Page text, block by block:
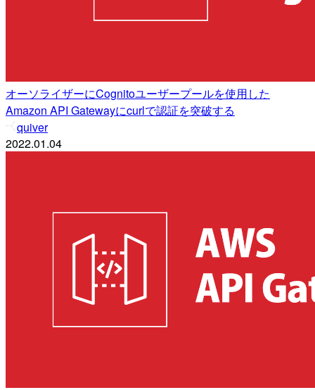
オーソライザーにCognitoユーザープールを使用した
Amazon API Gatewayにcurlで認証を突破する
quiver
2022.01.04